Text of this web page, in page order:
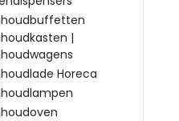
|
Horeca